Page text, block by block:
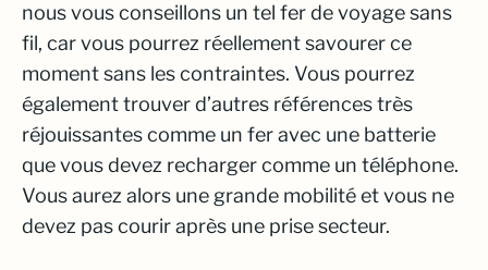
nous vous conseillons un tel fer de voyage sans
fil, car vous pourrez réellement savourer ce
moment sans les contraintes. Vous pourrez
également trouver d’autres références très
réjouissantes comme un fer avec une batterie
que vous devez recharger comme un téléphone.
Vous aurez alors une grande mobilité et vous ne
devez pas courir après une prise secteur.